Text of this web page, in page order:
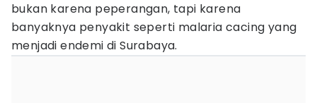
bukan karena peperangan, tapi karena
banyaknya penyakit seperti malaria cacing yang
menjadi endemi di Surabaya.